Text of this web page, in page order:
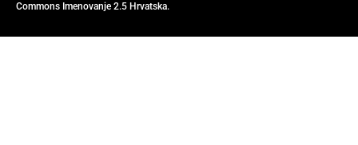
Commons Imenovanje 2.5 Hrvatska.